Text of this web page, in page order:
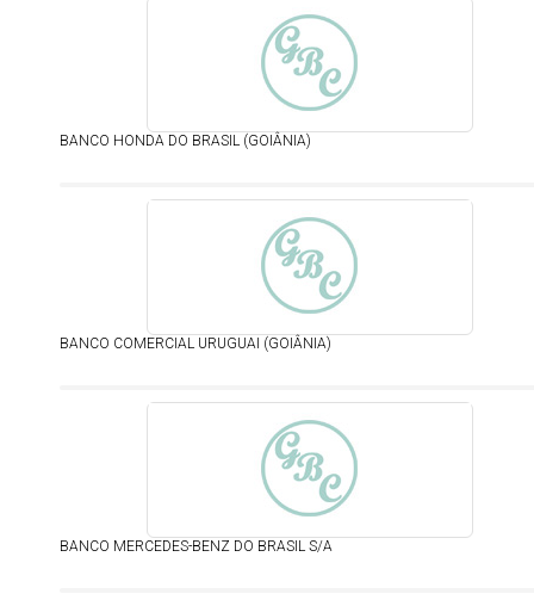
BANCO HONDA DO BRASIL (GOIÂNIA)
BANCO COMERCIAL URUGUAI (GOIÂNIA)
BANCO MERCEDES-BENZ DO BRASIL S/A